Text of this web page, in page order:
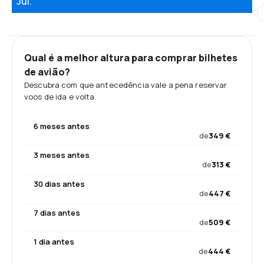
Qual é a melhor altura para comprar bilhetes
de avião?
Descubra com que antecedência vale a pena reservar
voos de ida e volta.
6 meses antes
de349 €
3 meses antes
de313 €
30 dias antes
de447 €
7 dias antes
de509 €
1 dia antes
de444 €